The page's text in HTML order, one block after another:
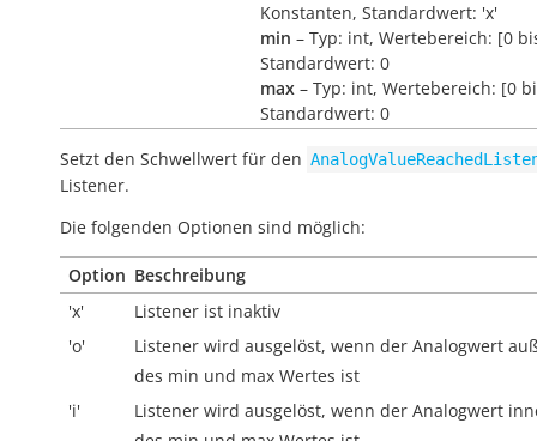
Konstanten, Standardwert: 'x'
min – Typ: int, Wertebereich: [0
Standardwert: 0
max – Typ: int, Wertebereich: [0
Standardwert: 0
Setzt den Schwellwert für den
Listener.
Die folgenden Optionen sind möglich:
Option Beschreibung
'x'
Listener ist inaktiv
'o'
Listener wird ausgelöst, wenn der Analogwert
des min und max Wertes ist
'i'
Listener wird ausgelöst, wenn der Analogwert